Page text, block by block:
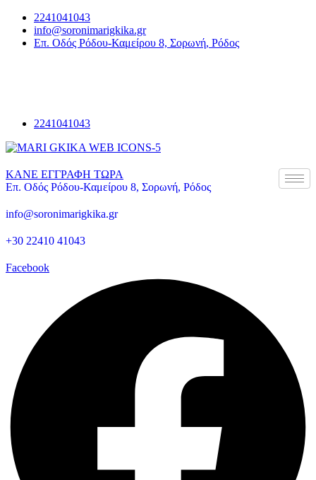
2241041043
info@soronimarigkika.gr
Επ. Οδός Ρόδου-Καμείρου 8, Σορωνή, Ρόδος
2241041043
ΚΑΝΕ ΕΓΓΡΑΦΗ ΤΩΡΑ
Επ. Οδός Ρόδου-Καμείρου 8, Σορωνή, Ρόδος
info@soronimarigkika.gr
+30 22410 41043
Facebook